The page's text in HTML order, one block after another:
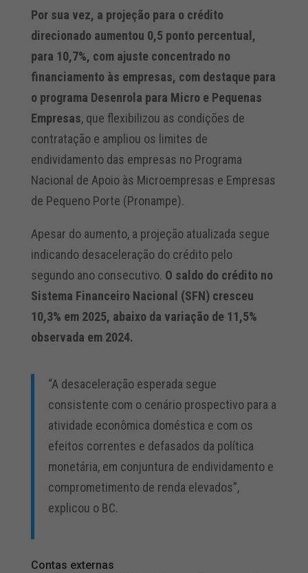
Por sua vez, a projeção para o crédito
direcionado aumentou 0,5 ponto percentual,
para 10,7%, com ajuste concentrado no
financiamento às empresas, com destaque para
o programa Desenrola para Micro e Pequenas
Empresas, que flexibilizou as condições de
contratação e ampliou os limites de
endividamento das empresas no Programa
Nacional de Apoio às Microempresas e Empresas
de Pequeno Porte (Pronampe).
Apesar do aumento, a projeção atualizada segue
indicando desaceleração do crédito pelo
segundo ano consecutivo. O saldo do crédito no
Sistema Financeiro Nacional (SFN) cresceu
10,3% em 2025, abaixo da variação de 11,5%
observada em 2024.
“A desaceleração esperada segue
consistente com o cenário prospectivo para a
atividade econômica doméstica e com os
efeitos correntes e defasados da política
monetária, em conjuntura de endividamento e
comprometimento de renda elevados”,
explicou o BC.
Contas externas